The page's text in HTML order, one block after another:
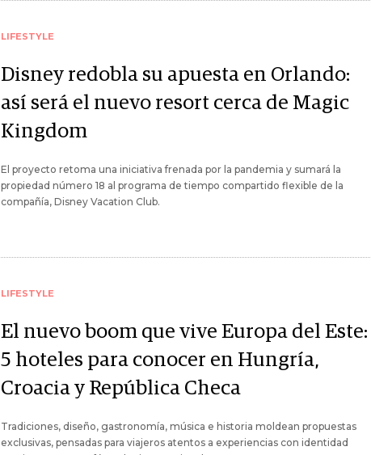
LIFESTYLE
Disney redobla su apuesta en Orlando:
así será el nuevo resort cerca de Magic
Kingdom
El proyecto retoma una iniciativa frenada por la pandemia y sumará la
propiedad número 18 al programa de tiempo compartido flexible de la
compañía, Disney Vacation Club.
LIFESTYLE
El nuevo boom que vive Europa del Este:
5 hoteles para conocer en Hungría,
Croacia y República Checa
Tradiciones, diseño, gastronomía, música e historia moldean propuestas
exclusivas, pensadas para viajeros atentos a experiencias con identidad